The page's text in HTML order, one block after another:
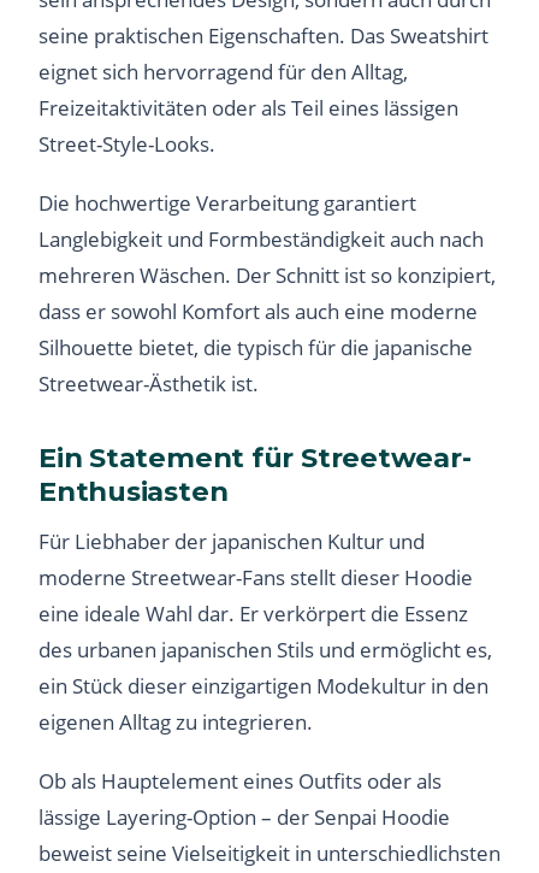
seine praktischen Eigenschaften. Das Sweatshirt
eignet sich hervorragend für den Alltag,
Freizeitaktivitäten oder als Teil eines lässigen
Street-Style-Looks.
Die hochwertige Verarbeitung garantiert
Langlebigkeit und Formbeständigkeit auch nach
mehreren Wäschen. Der Schnitt ist so konzipiert,
dass er sowohl Komfort als auch eine moderne
Silhouette bietet, die typisch für die japanische
Streetwear-Ästhetik ist.
Ein Statement für Streetwear-
Enthusiasten
Für Liebhaber der japanischen Kultur und
moderne Streetwear-Fans stellt dieser Hoodie
eine ideale Wahl dar. Er verkörpert die Essenz
des urbanen japanischen Stils und ermöglicht es,
ein Stück dieser einzigartigen Modekultur in den
eigenen Alltag zu integrieren.
Ob als Hauptelement eines Outfits oder als
lässige Layering-Option – der Senpai Hoodie
beweist seine Vielseitigkeit in unterschiedlichsten